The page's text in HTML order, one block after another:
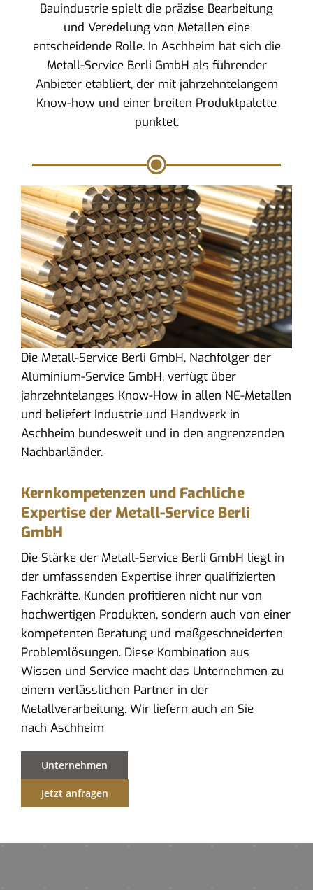
Bauindustrie spielt die präzise Bearbeitung
und Veredelung von Metallen eine
entscheidende Rolle. In Aschheim hat sich die
Metall-Service Berli GmbH als führender
Anbieter etabliert, der mit jahrzehntelangem
Know-how und einer breiten Produktpalette
punktet.
Die Metall-Service Berli GmbH, Nachfolger der
Aluminium-Service GmbH, verfügt über
jahrzehntelanges Know-How in allen NE-Metallen
und beliefert Industrie und Handwerk in
Aschheim bundesweit und in den angrenzenden
Nachbarländer.
Kernkompetenzen und Fachliche
Expertise der Metall-Service Berli
GmbH
Die Stärke der Metall-Service Berli GmbH liegt in
der umfassenden Expertise ihrer qualifizierten
Fachkräfte. Kunden profitieren nicht nur von
hochwertigen Produkten, sondern auch von einer
kompetenten Beratung und maßgeschneiderten
Problemlösungen. Diese Kombination aus
Wissen und Service macht das Unternehmen zu
einem verlässlichen Partner in der
Metallverarbeitung. Wir liefern auch an Sie
nach Aschheim
Unternehmen
Jetzt anfragen